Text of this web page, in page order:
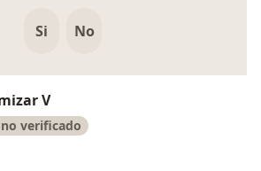
Si No
V
verificado